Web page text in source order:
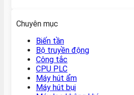
Chuyên mục
Biến tần
Bộ truyền động
Công tắc
CPU PLC
Máy hút ẩm
Máy hút bụi